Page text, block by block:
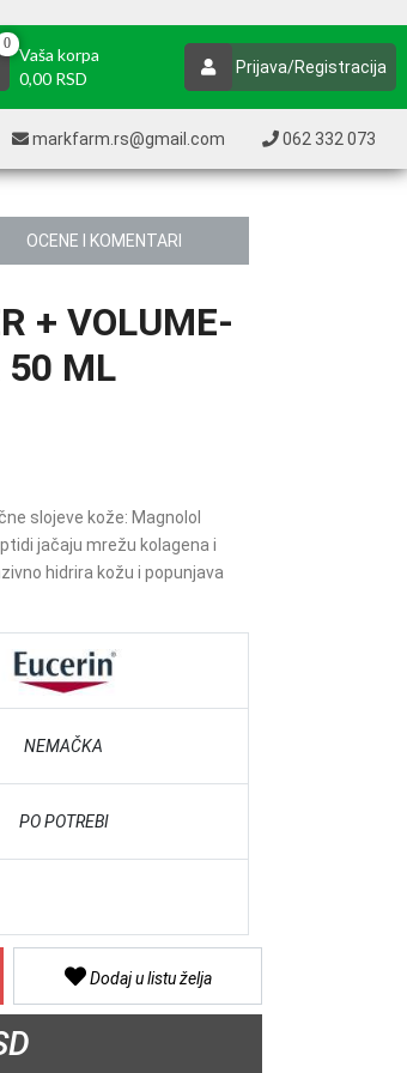
0
Vaša korpa
0,00 RSD
Prijava/Registracija
markfarm.rs@gmail.com 062 332 073
OCENE I KOMENTARI
+ VOLUME-
50 ML
slojeve kože: Magnolol
jačaju mrežu kolagena i
hidrira kožu i popunjava
NEMAČKA
PO POTREBI
Dodaj u listu želja